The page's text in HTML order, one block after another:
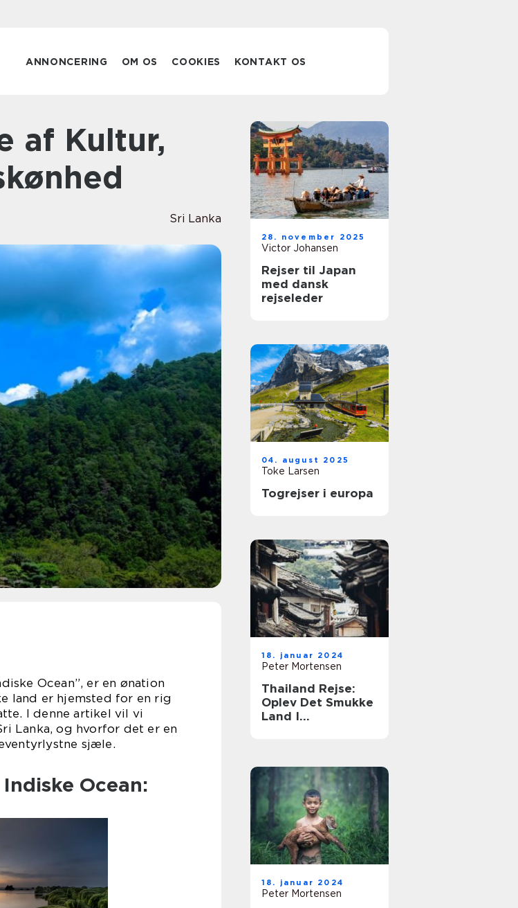
ANNONCERING OM OS COOKIES KONTAKT OS
Sri Lanka
Ocean”, er en ønation
land er hjemsted for en rig
I denne artikel vil vi
Lanka, og hvorfor det er en
sjæle.
Ocean:
28. november 2025
Victor Johansen
Rejser til Japan
med dansk
rejseleder
04. august 2025
Toke Larsen
Togrejser i europa
18. januar 2024
Peter Mortensen
Thailand Rejse:
Oplev Det Smukke
Land I
18. januar 2024
Peter Mortensen